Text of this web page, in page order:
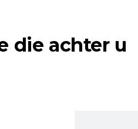
die achter u